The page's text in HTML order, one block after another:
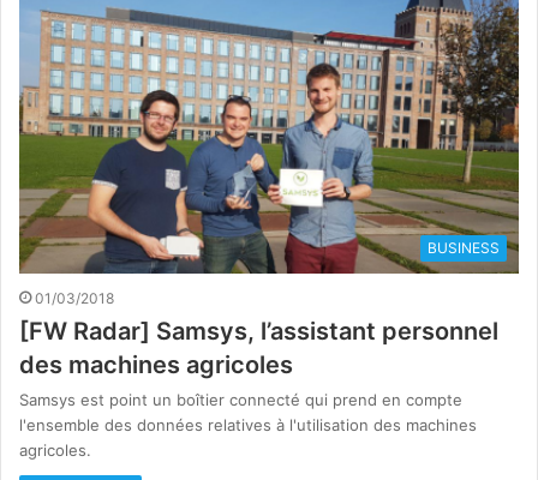
BUSINESS
01/03/2018
[FW Radar] Samsys, l’assistant personnel
des machines agricoles
Samsys est point un boîtier connecté qui prend en compte
l'ensemble des données relatives à l'utilisation des machines
agricoles.